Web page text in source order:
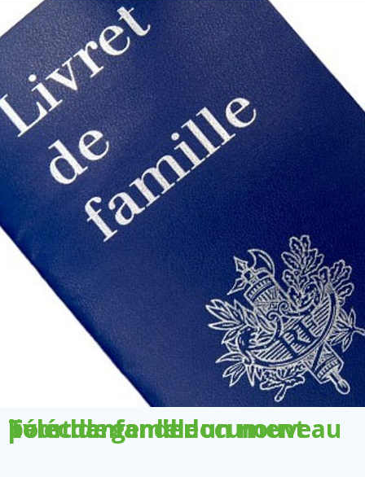
Télécharger le document pour demander un nouveau livret de famille